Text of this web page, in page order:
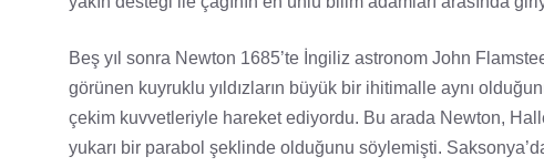
Beş yıl sonra Newton 1685’te İngiliz astronom John
görünen kuyruklu yıldızların büyük bir ihitimalle aynı
çekim kuvvetleriyle hareket ediyordu. Bu arada Newton,
yukarı bir parabol şeklinde olduğunu söylemişti.